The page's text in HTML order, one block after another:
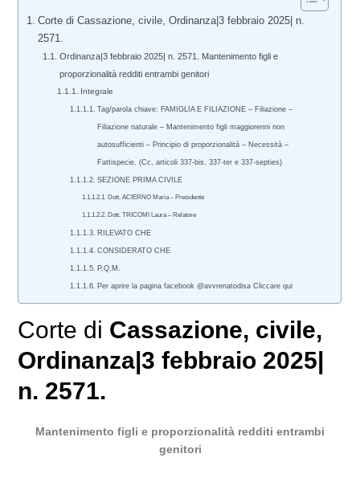
Corte di Cassazione, civile, Ordinanza|3 febbraio 2025| n.
2571.
Ordinanza|3 febbraio 2025| n. 2571. Mantenimento figli e
proporzionalità redditi entrambi genitori
Integrale
Tag/parola chiave: FAMIGLIA E FILIAZIONE – Filiazione –
Filiazione naturale – Mantenimento figli maggiorenni non
autosufficienti – Principio di proporzionalità – Necessità –
Fattispecie. (Cc, articoli 337-bis, 337-ter e 337-septies)
SEZIONE PRIMA CIVILE
Dott. ACIERNO Maria – Presidente
Dott. TRICOMI Laura – Relatore
RILEVATO CHE
CONSIDERATO CHE
P.Q.M.
Per aprire la pagina facebook @avvrenatodisa Cliccare qui
Corte di Cassazione, civile,
Ordinanza|3 febbraio 2025|
n. 2571.
Mantenimento figli e proporzionalità redditi entrambi
genitori